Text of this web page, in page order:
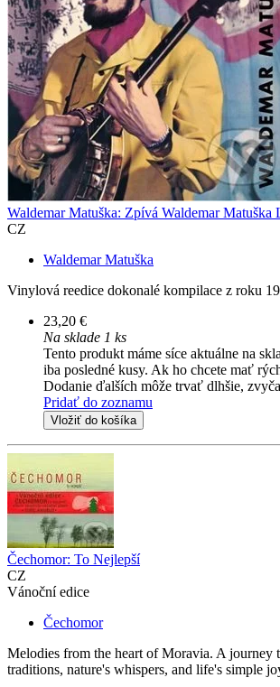
Waldemar Matuška: Zpívá Waldemar Matuška
CZ
Waldemar Matuška
Vinylová reedice dokonalé kompilace z roku
23,20 €
Na sklade 1 ks
Tento produkt máme síce aktuálne na
iba posledné kusy. Ak ho chcete mať
Dodanie ďalších môže trvať dlhšie,
Pridať do zoznamu
Vložiť do košíka
Čechomor: To Nejlepší
CZ
Vánoční edice
Čechomor
Melodies from the heart of Moravia. A journey
traditions, nature's whispers, and life's simple